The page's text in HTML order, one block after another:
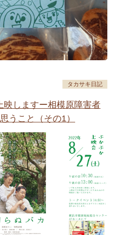
採用情報
タカサキ日記
映しますー相模原障害者
うこと（その1）